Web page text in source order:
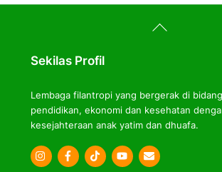
Back
To
Sekilas Profil
Lembaga filantropi yang bergerak di
pendidikan, ekonomi dan kesehatan
kesejahteraan anak yatim dan dhuafa.
Icon
Icon
Icon